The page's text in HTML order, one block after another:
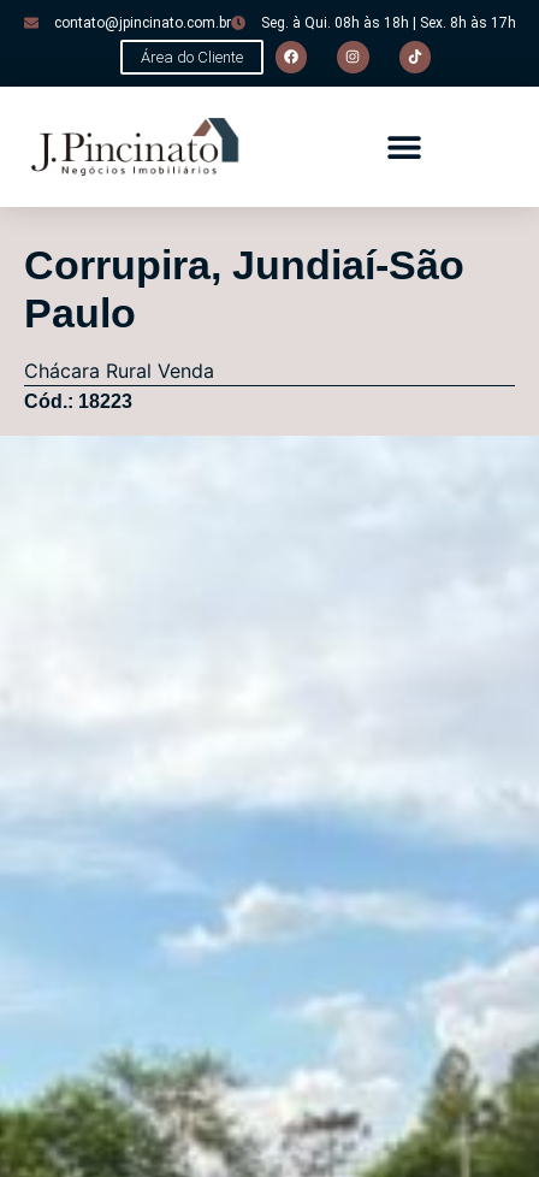
contato@jpincinato.com.br Seg. à Qui. 08h às 18h | Sex. 8h às 17h
Área do Cliente
Corrupira, Jundiaí-São
Paulo
Chácara Rural Venda
Cód.: 18223